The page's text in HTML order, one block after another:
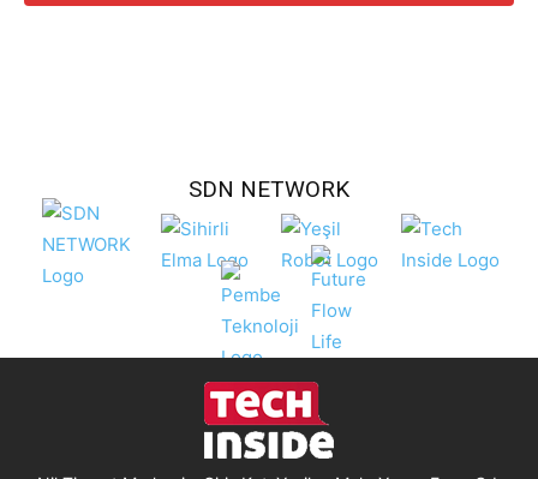
SDN NETWORK